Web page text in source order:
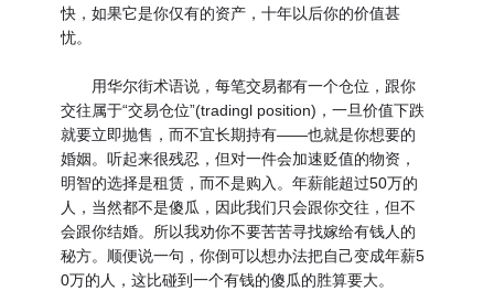
快，如果它是你仅有的资产，十年以后你的价值甚
忧。
用华尔街术语说，每笔交易都有一个仓位，跟你
交往属于“交易仓位”(tradingl position)，一旦价值下跌
就要立即抛售，而不宜长期持有——也就是你想要的
婚姻。听起来很残忍，但对一件会加速贬值的物资，
明智的选择是租赁，而不是购入。年薪能超过50万的
人，当然都不是傻瓜，因此我们只会跟你交往，但不
会跟你结婚。所以我劝你不要苦苦寻找嫁给有钱人的
秘方。顺便说一句，你倒可以想办法把自己变成年薪5
0万的人，这比碰到一个有钱的傻瓜的胜算要大。